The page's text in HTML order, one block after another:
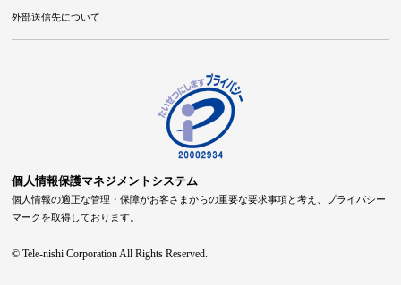
外部送信先について
個人情報保護マネジメントシステム
個人情報の適正な管理・保障がお客さまからの重要な要求事項と考え、プライバシー
マークを取得しております。
© Tele-nishi Corporation All Rights Reserved.